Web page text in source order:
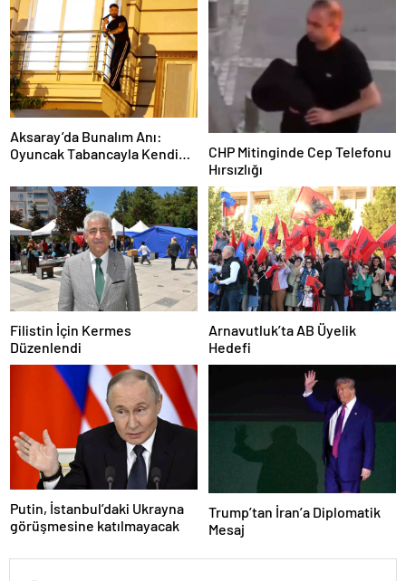
Aksaray’da Bunalım Anı:
Oyuncak Tabancayla Kendine
CHP Mitinginde Cep Telefonu
Hırsızlığı
Filistin İçin Kermes
Düzenlendi
Arnavutluk’ta AB Üyelik
Hedefi
Putin, İstanbul’daki Ukrayna
görüşmesine katılmayacak
Trump’tan İran’a Diplomatik
Mesaj